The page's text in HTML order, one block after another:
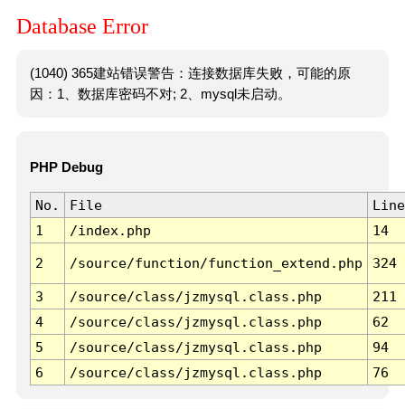
Database Error
(1040) 365建站错误警告：连接数据库失败，可能的原
因：1、数据库密码不对; 2、mysql未启动。
PHP Debug
No. File
Line
1
/index.php 14
2 /source/function/function_extend.php 324
3 /source/class/jzmysql.class.php
211
4
/source/class/jzmysql.class.php
62
5
/source/class/jzmysql.class.php
94
6
/source/class/jzmysql.class.php 76